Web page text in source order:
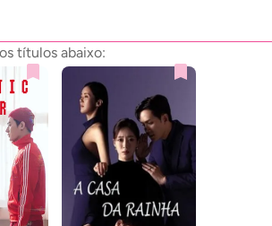
títulos abaixo: